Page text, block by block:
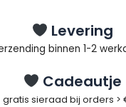
Levering
binnen 1-2
Cadeautje
gratis sieraad bij orders >